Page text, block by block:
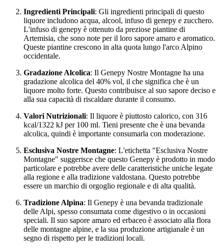
Ingredienti Principali: Gli ingredienti principali di questo
liquore includono acqua, alcool, infuso di genepy e zucchero.
L'infuso di genepy è ottenuto da preziose piantine di
Artemisia, che sono note per il loro sapore amaro e aromatico.
Queste piantine crescono in alta quota lungo l'arco Alpino
occidentale.
Gradazione Alcolica: Il Genepy Nostre Montagne ha una
gradazione alcolica del 40% vol, il che significa che è un
liquore molto forte. Questo contribuisce al suo sapore deciso e
alla sua capacità di riscaldare durante il consumo.
Valori Nutrizionali: Il liquore è piuttosto calorico, con 316
kcal/1322 kJ per 100 ml. Tieni presente che è una bevanda
alcolica, quindi è importante consumarla con moderazione.
Esclusiva Nostre Montagne: L'etichetta "Esclusiva Nostre
Montagne" suggerisce che questo Genepy è prodotto in modo
particolare e potrebbe avere delle caratteristiche uniche legate
alla regione e alla tradizione valdostana. Questo potrebbe
essere un marchio di orgoglio regionale e di alta qualità.
Tradizione Alpina: Il Genepy è una bevanda tradizionale
delle Alpi, spesso consumata come digestivo o in occasioni
speciali. Il suo sapore amaro ed erbaceo è associato alla flora
delle montagne alpine, e la sua produzione artigianale è un
segno di rispetto per le tradizioni locali.